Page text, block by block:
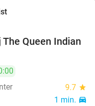
20%
Queen Indian
9.7 star
1 min. directions_car